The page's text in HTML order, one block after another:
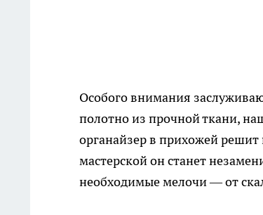
Особого внимания
полотно из прочной ткани,
органайзер в прихожей
мастерской он станет
необходимые мелочи — от